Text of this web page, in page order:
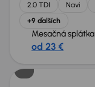
2.0 TDI Navi
+9 ďalších
Mesačná splátka
od 23 €